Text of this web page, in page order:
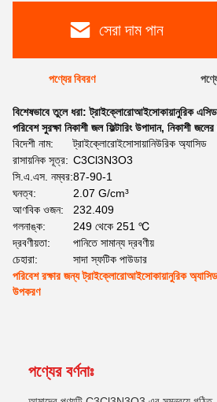
সেরা দাম পান
পণ্যের বিবরণ
বিশেষভাবে তুলে ধরা:ট্রাইক্লোরোআইসোকায়ানুরিক এসিড
পরিবেশ সুরক্ষা নিকাশী জল ফিল্টারিং উপাদান, নিকাশী জলের
বিদেশী নাম:
ট্রাইক্লোরোইসোসায়ানিউরিক অ্যাসিড
রাসায়নিক সূত্র: C3Cl3N3O3
সি.এ.এস. নম্বর:87-90-1
ঘনত্ব:
2.07 G/cm³
আণবিক ওজন:
232.409
গলনাঙ্ক:
249 থেকে 251 ℃
দ্রবণীয়তা:
পানিতে সামান্য দ্রবণীয়
চেহারা:
সাদা স্ফটিক পাউডার
পরিবেশ রক্ষার জন্য ট্রাইক্লোরোআইসোকায়ানুরিক
উপকরণ
পণ্যের বর্ণনাঃ